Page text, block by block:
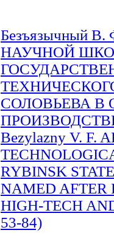
Безъязычный
НАУЧНОЙ
СОЛОВЬЕВА В
Bezylazny V. F.
RYBINSK
NAMED AFTER
HIGH-TECH
53-84)